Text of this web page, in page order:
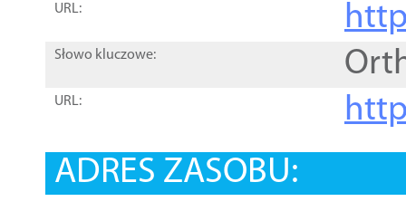
URL:
Słowo kluczowe:
URL:
ADRES ZASOBU: